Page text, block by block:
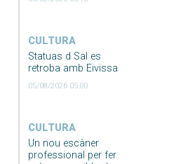
CULTURA
Statuas d Sal es
retroba amb Eivissa
05/08/2026 05:00
CULTURA
Un nou escàner
professional per fer